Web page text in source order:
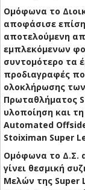
Ομόφωνα το
αποφάσισε
αποτελούμενη
εμπλεκόμενων
συντομότερο τα
προδιαγραφές
ολοκλήρωσης
Πρωταθλήματος
υλοποίηση και
Automated
Stoiximan Super
Ομόφωνα το Δ.Σ.
γίνει θεσμική
Μελών της Super